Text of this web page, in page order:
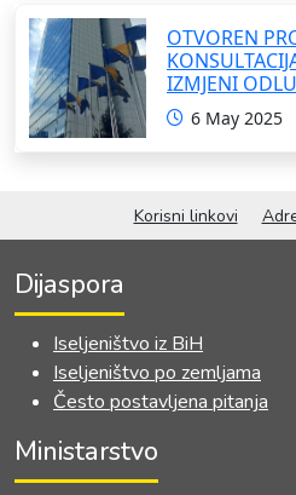
OTVOREN
KONSULTACIJA:
IZMJENI
FORMIRANJU
RADNE
OKVIRNOG
6 May 2025
Korisni linkovi
Dijaspora
Iseljeništvo iz BiH
Iseljeništvo po zemljama
Često postavljena pitanja
Ministarstvo